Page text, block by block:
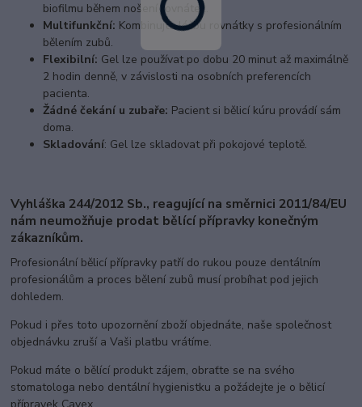
biofilmu během nošení rovnátek.
Multifunkční: Kombinujte léčbu rovnátky s profesionálním
bělením zubů.
Flexibilní: Gel lze používat po dobu 20 minut až maximálně
2 hodin denně, v závislosti na osobních preferencích
pacienta.
Žádné čekání u zubaře: Pacient si bělicí kúru provádí sám
doma.
Skladování: Gel lze skladovat při pokojové teplotě.
Vyhláška 244/2012 Sb., reagující na směrnici 2011/84/EU
nám neumožňuje prodat bělící přípravky konečným
zákazníkům.
Profesionální bělicí přípravky patří do rukou pouze dentálním
profesionálům a proces bělení zubů musí probíhat pod jejich
dohledem.
Pokud i přes toto upozornění zboží objednáte, naše společnost
objednávku zruší a Vaši platbu vrátíme.
Pokud máte o bělící produkt zájem, obraťte se na svého
stomatologa nebo dentální hygienistku a požádejte je o bělicí
přípravek Cavex.